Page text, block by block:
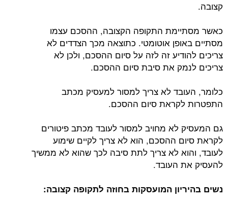
קצובה.
כאשר מסתיימת התקופה הקצובה, ההסכם עצמו
מסתיים באופן אוטומטי. כתוצאה מכך הצדדים לא
צריכים להודיע זה לזה על סיום ההסכם, ולכן לא
צריכים לנמק את סיבת סיום ההסכם.
כלומר, העובד לא צריך למסור למעסיק מכתב
התפטרות לקראת סיום ההסכם.
גם המעסיק לא מחויב למסור לעובד מכתב פיטורים
לקראת סיום ההסכם, הוא לא צריך לקיים שימוע
לעובד, והוא לא צריך לתת סיבה לכך שהוא לא ממשיך
להעסיק את העובד.
נשים בהיריון המועסקות בחוזה לתקופה קצובה: